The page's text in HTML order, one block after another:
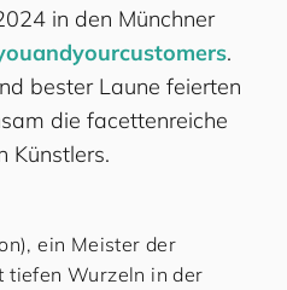
in den Münchner
andyourcustomers.
bester Laune feierten
die facettenreiche
Künstlers.
ein Meister der
tiefen Wurzeln in der